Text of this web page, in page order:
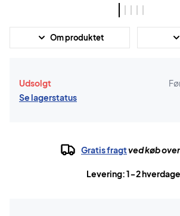
Om produktet
Udsolgt
Se lagerstatus
Gratis fragtved køb
Levering: 1-2 hverdage